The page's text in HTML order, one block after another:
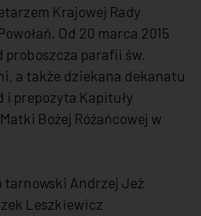
Krajowej Rady
Od 20 marca 2015
proboszcza parafii św.
a także dziekana dekanatu
i prepozyta Kapituły
Bożej Różańcowej w
tarnowski Andrzej Jeż
Leszkiewicz